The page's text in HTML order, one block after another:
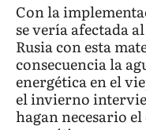
Con la
se vería afectada
Rusia con esta
consecuencia la
energética en el
el invierno
hagan necesario